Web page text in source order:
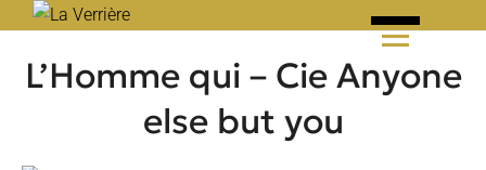
contentL’Homme qui – Cie Anyone
else but you